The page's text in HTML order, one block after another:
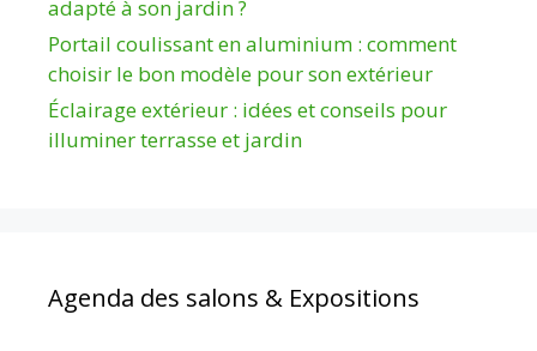
adapté à son jardin ?
Portail coulissant en aluminium : comment
choisir le bon modèle pour son extérieur
Éclairage extérieur : idées et conseils pour
illuminer terrasse et jardin
Agenda des salons & Expositions